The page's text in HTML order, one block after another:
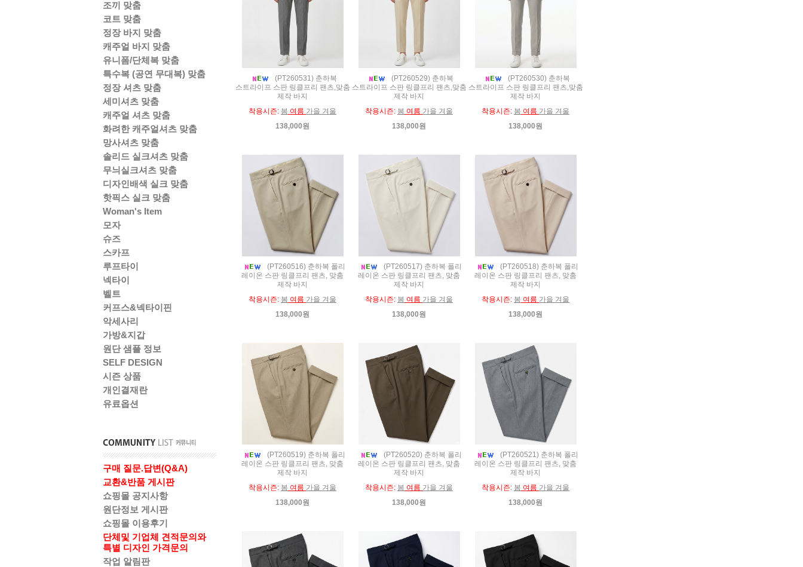
조끼 맞춤
코트 맞춤
정장 바지 맞춤
캐주얼 바지 맞춤
유니폼/단체복 맞춤
특수복 (공연 무대복) 맞춤
정장 셔츠 맞춤
세미셔츠 맞춤
캐주얼 셔츠 맞춤
화려한 캐주얼셔츠 맞춤
망사셔츠 맞춤
솔리드 실크셔츠 맞춤
무늬실크셔츠 맞춤
디자인배색 실크 맞춤
핫픽스 실크 맞춤
Woman's Item
모자
슈즈
스카프
루프타이
넥타이
벨트
커프스&넥타이핀
악세사리
가방&지갑
원단 샘플 정보
SELF DESIGN
시즌 상품
개인결재란
유료옵션
구매 질문.답변(Q&A)
교환&반품 게시판
쇼핑몰 공지사항
원단정보 게시판
쇼핑몰 이용후기
단체및 기업체 견적문의와
특별 디자인 가격문의
작업 알림판
(PT260531) 춘하복
스트라이프 스판 링클프리 팬츠,맞춤
제작 바지
착용시즌: 봄 여름 가을 겨울
138,000원
(PT260529) 춘하복
스트라이프 스판 링클프리 팬츠,맞춤
제작 바지
착용시즌: 봄 여름 가을 겨울
138,000원
(PT260530) 춘하복
스트라이프 스판 링클프리 팬츠,맞춤
제작 바지
착용시즌: 봄 여름 가을 겨울
138,000원
(PT260516) 춘하복 폴리
레이온 스판 링클프리 팬츠, 맞춤
제작 바지
착용시즌: 봄 여름 가을 겨울
138,000원
(PT260517) 춘하복 폴리
레이온 스판 링클프리 팬츠, 맞춤
제작 바지
착용시즌: 봄 여름 가을 겨울
138,000원
(PT260518) 춘하복 폴리
레이온 스판 링클프리 팬츠, 맞춤
제작 바지
착용시즌: 봄 여름 가을 겨울
138,000원
(PT260519) 춘하복 폴리
레이온 스판 링클프리 팬츠, 맞춤
제작 바지
착용시즌: 봄 여름 가을 겨울
138,000원
(PT260520) 춘하복 폴리
레이온 스판 링클프리 팬츠, 맞춤
제작 바지
착용시즌: 봄 여름 가을 겨울
138,000원
(PT260521) 춘하복 폴리
레이온 스판 링클프리 팬츠, 맞춤
제작 바지
착용시즌: 봄 여름 가을 겨울
138,000원